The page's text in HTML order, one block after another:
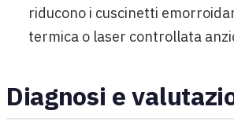
riducono i cuscinetti
termica o laser controllata
Diagnosi e